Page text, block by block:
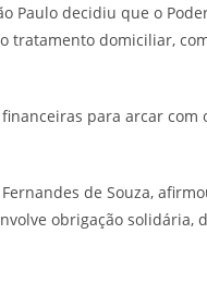
Paulo decidiu que o
tratamento domiciliar,
para arcar
de Souza,
obrigação